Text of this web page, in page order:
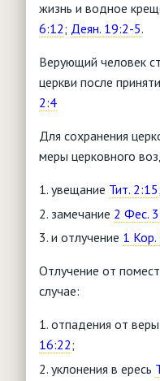
жизнь и водное
6:12; Деян. 19:2-5.
Верующий человек
церкви после
2:4
Для сохранения
меры церковного
увещание Тит. 2:15;
замечание 2 Фес.
и отлучение 1
Отлучение от
случае:
отпадения от
16:22;
уклонения в ересь